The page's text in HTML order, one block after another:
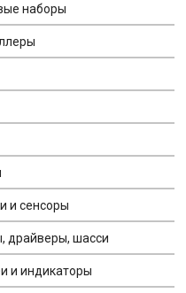
наборы
и сенсоры
драйверы, шасси
и индикаторы